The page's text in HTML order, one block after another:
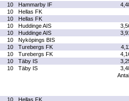
10 Hammarby IF
10
Hellas FK
10
Hellas FK
10 Huddinge AIS
10 Huddinge AIS
10
Nyköpings BIS
10 Turebergs FK
10 Turebergs FK
10 Täby IS
10 Täby IS
10
Hellas FK